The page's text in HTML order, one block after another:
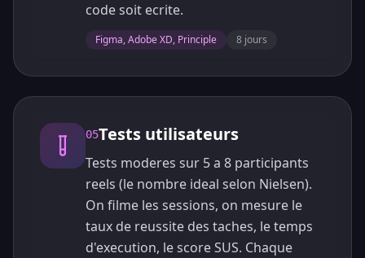
code soit ecrite.
Figma, Adobe XD, Principle 8 jours
05Tests utilisateurs
Tests moderes sur 5 a 8 participants
reels (le nombre ideal selon Nielsen).
On filme les sessions, on mesure le
taux de reussite des taches, le temps
d'execution, le score SUS. Chaque